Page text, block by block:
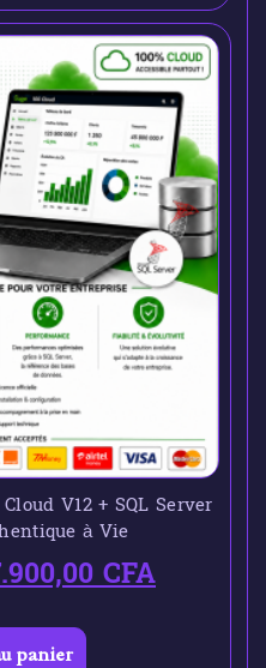
V12 + SQL Server
à Vie
CFA
panier